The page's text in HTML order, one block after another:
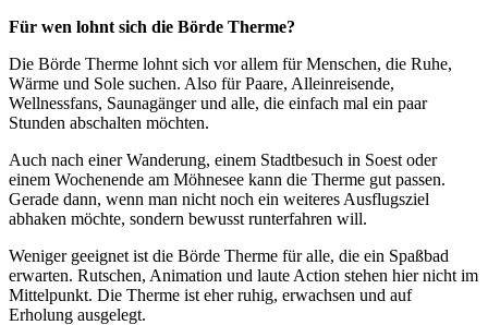
Für wen lohnt sich die Börde Therme?
Die Börde Therme lohnt sich vor allem für Menschen, die Ruhe,
Wärme und Sole suchen. Also für Paare, Alleinreisende,
Wellnessfans, Saunagänger und alle, die einfach mal ein paar
Stunden abschalten möchten.
Auch nach einer Wanderung, einem Stadtbesuch in Soest oder
einem Wochenende am Möhnesee kann die Therme gut passen.
Gerade dann, wenn man nicht noch ein weiteres Ausflugsziel
abhaken möchte, sondern bewusst runterfahren will.
Weniger geeignet ist die Börde Therme für alle, die ein Spaßbad
erwarten. Rutschen, Animation und laute Action stehen hier nicht im
Mittelpunkt. Die Therme ist eher ruhig, erwachsen und auf
Erholung ausgelegt.